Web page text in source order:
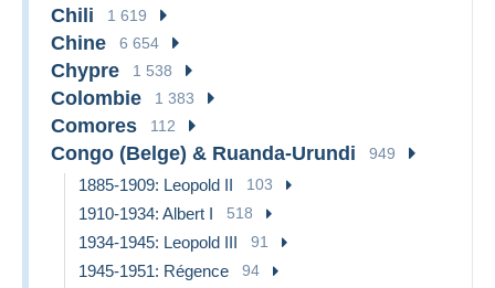
Chili 1 619
Chine 6 654
Chypre 1 538
Colombie 1 383
Comores 112
Congo (Belge) & Ruanda-Urundi 949
1885-1909: Leopold II 103
1910-1934: Albert I 518
1934-1945: Leopold III 91
1945-1951: Régence 94